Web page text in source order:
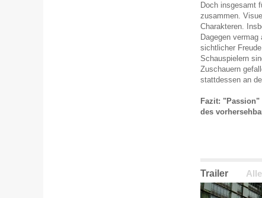
Doch insgesamt
zusammen.
Charakteren.
Dagegen
sichtlicher
Schauspielern
Zuschauern
stattdessen an
Fazit:
des
Trailer